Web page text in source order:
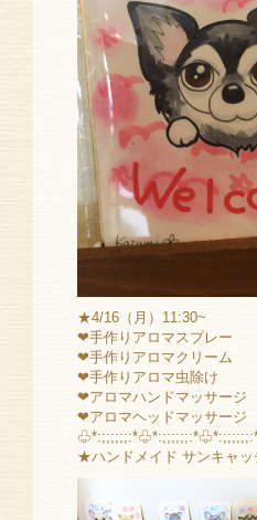
★4/16（月）11:30~
❤手作りアロマスプレー
❤手作りアロマクリーム
❤手作りアロマ虫除け
❤アロマハンドマッサージ
❤アロマヘッドマッサージ
★ハンドメイド サンキャッ